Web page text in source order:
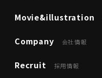
Movie&illustration
Company 会社情報
Recruit 採用情報